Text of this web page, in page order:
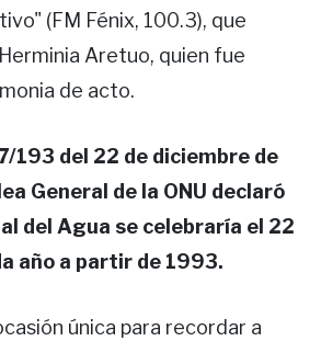
(FM Fénix, 100.3), que
Aretuo, quien fue
de acto.
193 del 22 de diciembre de
General de la ONU declaró
del Agua se celebraría el 22
año a partir de 1993.
única para recordar a